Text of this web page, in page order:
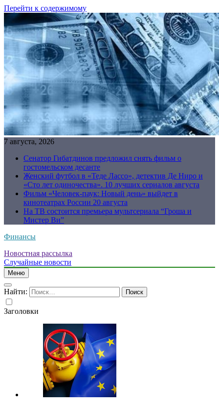
Перейти к содержимому
7 августа, 2026
Сенатор Гибатдинов предложил снять фильм о
гостомельском десанте
Женский футбол в «Теде Лассо», детектив Де Ниро и
«Сто лет одиночества». 10 лучших сериалов августа
Фильм «Человек-паук: Новый день» выйдет в
кинотеатрах России 20 августа
На ТВ состоится премьера мультсериала “Гроша и
Мистер Ви”
Финансы
Новостная рассылка
Случайные новости
Меню
Найти:
Заголовки